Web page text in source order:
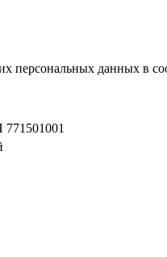
персональных данных в